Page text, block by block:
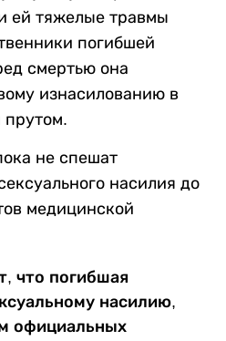
ей тяжелые травмы
погибшей
смертью она
изнасилованию в
не спешат
насилия до
медицинской
что погибшая
насилию,
официальных